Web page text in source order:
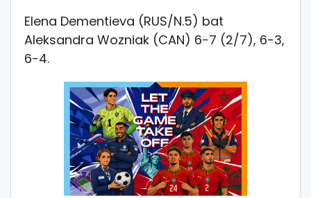
Elena Dementieva (RUS/N.5) bat
Aleksandra Wozniak (CAN) 6-7 (2/7), 6-3,
6-4.